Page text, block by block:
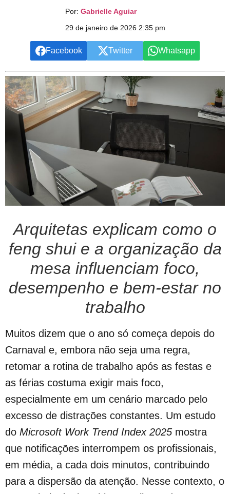
Por: Gabrielle Aguiar
29 de janeiro de 2026 2:35 pm
Facebook Twitter Whatsapp
Arquitetas explicam como o
feng shui e a organização da
mesa influenciam foco,
desempenho e bem-estar no
trabalho
Muitos dizem que o ano só começa depois do
Carnaval e, embora não seja uma regra,
retomar a rotina de trabalho após as festas e
as férias costuma exigir mais foco,
especialmente em um cenário marcado pelo
excesso de distrações constantes. Um estudo
do Microsoft Work Trend Index 2025 mostra
que notificações interrompem os profissionais,
em média, a cada dois minutos, contribuindo
para a dispersão da atenção. Nesse contexto, o